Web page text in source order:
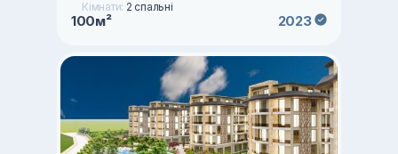
Кімнати: 2 спальні
100м² 2023